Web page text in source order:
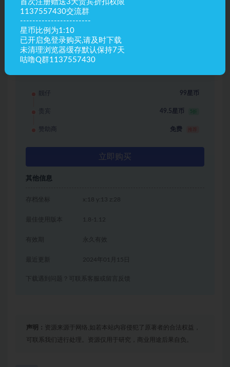
靓仔 99星币
贵宾 49.5星币 5折
赞助商 免费
立即购买
其他信息
存档坐标 x:18 y:13 z:28
最佳使用版本 1.8-1.12
有效期 永久有效
2024年01月15日
下载遇到问题？可联系客服或留言反馈
声明： 资源来源于网络,如若本站内容侵犯了原著者的合法权益，
可联系我们进行处理。资源仅用于研究，商业用途后果自负。
首次注册赠送3天贵宾折扣权限
1137557430交流群
-----------------------
星币比例为1:10
已开启免登录购买,请及时下载
未清理浏览器缓存默认保持7天
咕噜Q群1137557430